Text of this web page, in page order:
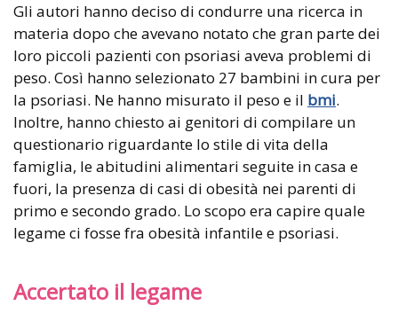
Gli autori hanno deciso di condurre una ricerca in
materia dopo che avevano notato che gran parte dei
loro piccoli pazienti con psoriasi aveva problemi di
peso. Così hanno selezionato 27 bambini in cura per
la psoriasi. Ne hanno misurato il peso e il bmi.
Inoltre, hanno chiesto ai genitori di compilare un
questionario riguardante lo stile di vita della
famiglia, le abitudini alimentari seguite in casa e
fuori, la presenza di casi di obesità nei parenti di
primo e secondo grado. Lo scopo era capire quale
legame ci fosse fra obesità infantile e psoriasi.
Accertato il legame